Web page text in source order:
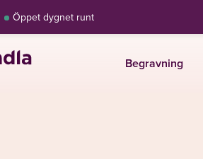
Öppet dygnet runt
Begravning